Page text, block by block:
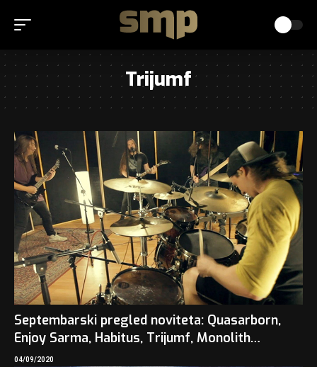
Trijumf
Septembarski pregled noviteta: Quasarborn,
Enjoy Sarma, Habitus, Trijumf, Monolith…
04/09/2020